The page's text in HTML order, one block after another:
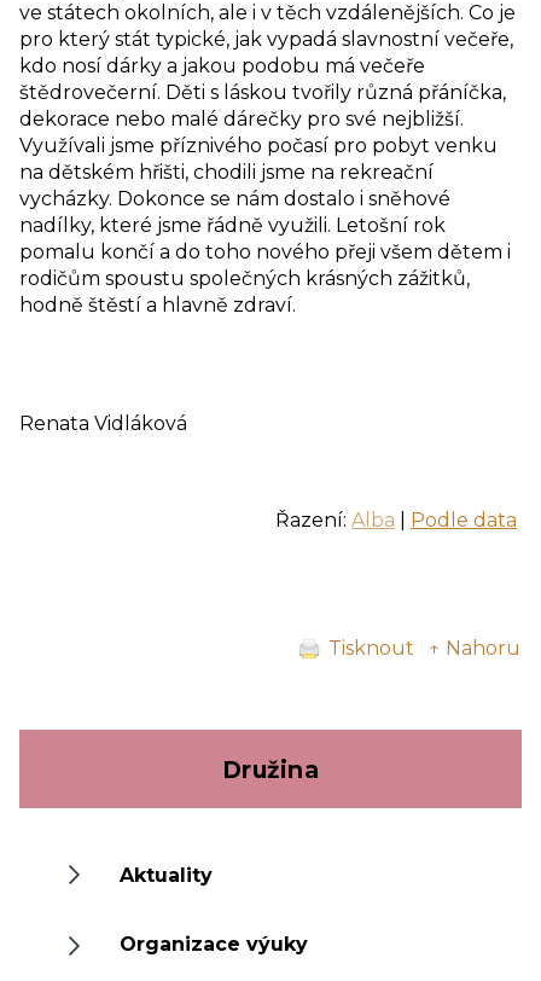
ve státech okolních, ale i v těch vzdálenějších. Co je
pro který stát typické, jak vypadá slavnostní večeře,
kdo nosí dárky a jakou podobu má večeře
štědrovečerní. Děti s láskou tvořily různá přáníčka,
dekorace nebo malé dárečky pro své nejbližší.
Využívali jsme příznivého počasí pro pobyt venku
na dětském hřišti, chodili jsme na rekreační
vycházky. Dokonce se nám dostalo i sněhové
nadílky, které jsme řádně využili. Letošní rok
pomalu končí a do toho nového přeji všem dětem i
rodičům spoustu společných krásných zážitků,
hodně štěstí a hlavně zdraví.
Renata Vidláková
Řazení: Alba Podle data
Tisknout ↑ Nahoru
Družina
Aktuality
Organizace výuky